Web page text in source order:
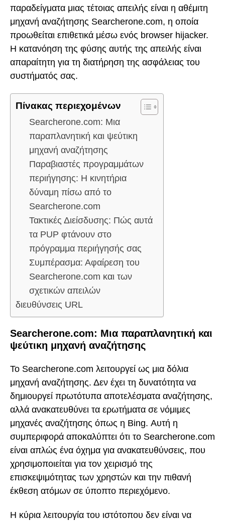
παραδείγματα μιας τέτοιας απειλής είναι η αθέμιτη
μηχανή αναζήτησης Searcherone.com, η οποία
προωθείται επιθετικά μέσω ενός browser hijacker.
Η κατανόηση της φύσης αυτής της απειλής είναι
απαραίτητη για τη διατήρηση της ασφάλειας του
συστήματός σας.
Πίνακας περιεχομένων
Searcherone.com: Μια
παραπλανητική και ψεύτικη
μηχανή αναζήτησης
Παραβιαστές προγραμμάτων
περιήγησης: Η κινητήρια
δύναμη πίσω από το
Searcherone.com
Τακτικές Διείσδυσης: Πώς αυτά
τα PUP φτάνουν στο
πρόγραμμα περιήγησής σας
Συμπέρασμα: Αφαίρεση του
Searcherone.com και των
σχετικών απειλών
διευθύνσεις URL
Searcherone.com: Μια παραπλανητική και
ψεύτικη μηχανή αναζήτησης
Το Searcherone.com λειτουργεί ως μια δόλια
μηχανή αναζήτησης. Δεν έχει τη δυνατότητα να
δημιουργεί πρωτότυπα αποτελέσματα αναζήτησης,
αλλά ανακατευθύνει τα ερωτήματα σε νόμιμες
μηχανές αναζήτησης όπως η Bing. Αυτή η
συμπεριφορά αποκαλύπτει ότι το Searcherone.com
είναι απλώς ένα όχημα για ανακατευθύνσεις, που
χρησιμοποιείται για τον χειρισμό της
επισκεψιμότητας των χρηστών και την πιθανή
έκθεση ατόμων σε ύποπτο περιεχόμενο.
Η κύρια λειτουργία του ιστότοπου δεν είναι να